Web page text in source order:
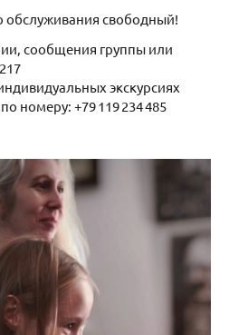
обслуживания свободный!
сообщения группы или
экскурсиях
номеру: +79 119 234 485